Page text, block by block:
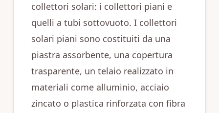
collettori solari: i collettori piani e
quelli a tubi sottovuoto. I collettori
solari piani sono costituiti da una
piastra assorbente, una copertura
trasparente, un telaio realizzato in
materiali come alluminio, acciaio
zincato o plastica rinforzata con fibra